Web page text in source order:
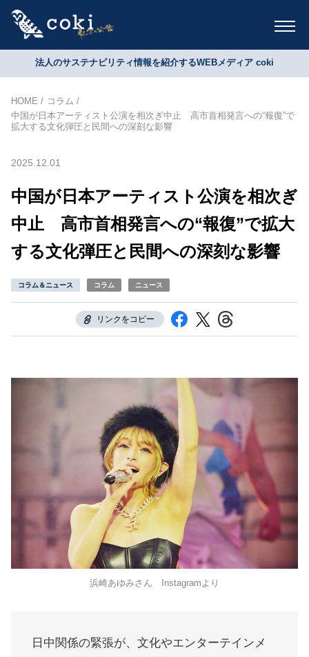
法人のサステナビリティ情報を紹介するWEBメディア coki
HOME
コラム
中国が日本アーティスト公演を相次ぎ中止 高市首相発言への“報復”で
拡大する文化弾圧と民間への深刻な影響
2025.12.01
中国が日本アーティスト公演を相次ぎ
中止 高市首相発言への“報復”で拡大
する文化弾圧と民間への深刻な影響
コラム＆ニュース コラム ニュース
リンクをコピー
浜崎あゆみさん Instagramより
日中関係の緊張が、文化やエンターテインメ